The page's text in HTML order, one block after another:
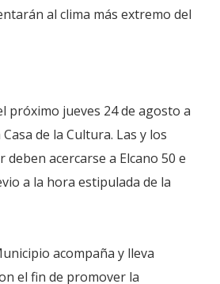
al clima más extremo del
próximo jueves 24 de agosto a
de la Cultura. Las y los
acercarse a Elcano 50 e
a la hora estipulada de la
acompaña y lleva
el fin de promover la